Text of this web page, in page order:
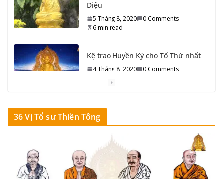
4 Tháng 8, 2020
10 min read
Kệ dạy nơi Bể Tánh Thanh Tịnh của Phật Tánh
4 Tháng 8, 2020 0 Comments 9 min read
Kệ Truyền Thiền cho Tổ Thứ nhất – Ma Ha Ca Diếp
Kệ về Mạch chảy dòng Thiền Thanh Tịnh
0 Comments
Kệ ngộ Thiền của Tổ Thiền Tông đời Thứ nhất (Ma Ha
36 Vị Tổ sư Thiền Tông